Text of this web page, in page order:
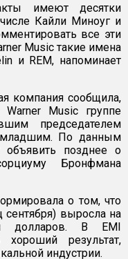
имеют десятки
Кайли Миноуг и
все эти
Music такие имена
и REM, напоминает
компания сообщила,
Music группе
председателем
младшим. По данным
объявить позднее о
Бронфмана
о том, что
выросла на
долларов. В EMI
результат,
индустрии.